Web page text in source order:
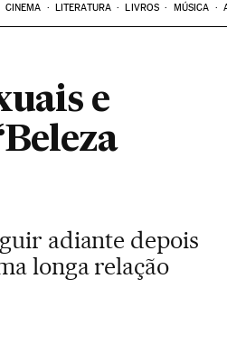
CINEMA LITERATURA LIVROS MÚSICA
e
adiante depois
longa relação